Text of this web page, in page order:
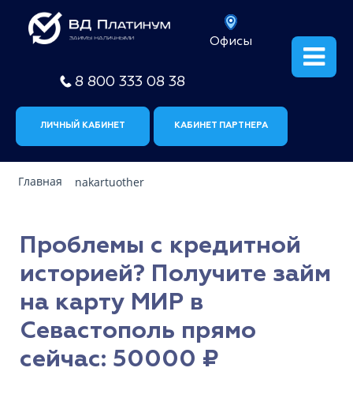
Офисы
8 800 333 08 38
ЛИЧНЫЙ КАБИНЕТ КАБИНЕТ ПАРТНЕРА
Главная nakartuother
Проблемы с кредитной
историей? Получите займ
на карту МИР в
Севастополь прямо
сейчас: 50000 ₽